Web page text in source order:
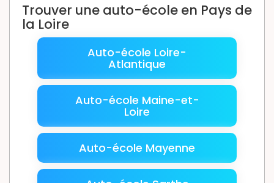
Trouver une auto-école en Pays de
la Loire
Auto-école Loire-
Atlantique
Auto-école Maine-et-
Loire
Auto-école Mayenne